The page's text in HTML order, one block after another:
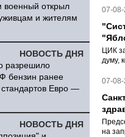
военный открыл
и жителям
НОВОСТЬ ДНЯ
разрешило
бензин ранее
Евро —
НОВОСТЬ ДНЯ
07-
ЦИК
думу,
07-
на